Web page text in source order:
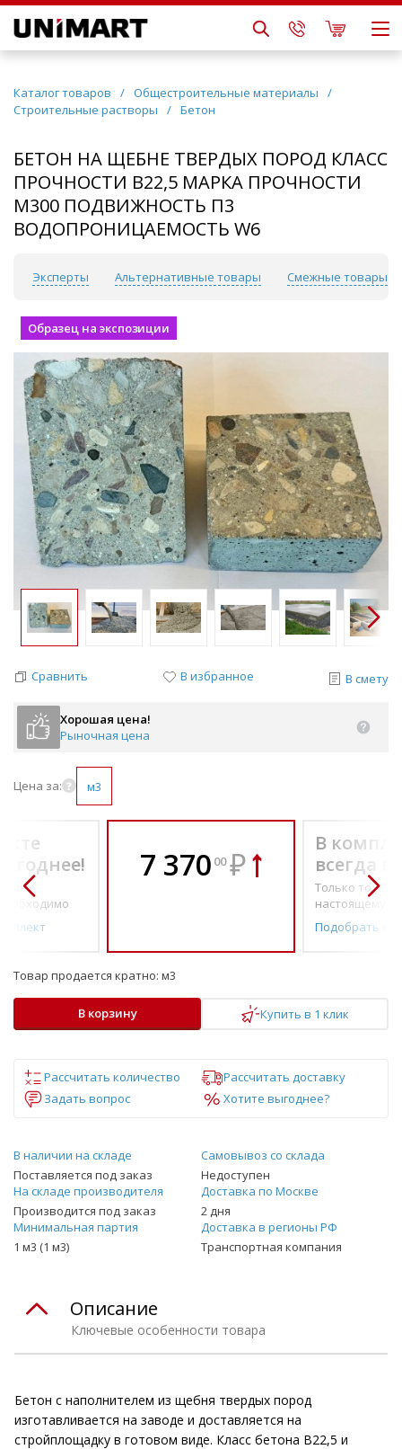
Каталог товаров / Общестроительные материалы
/
Строительные растворы
/ Бетон
БЕТОН НА ЩЕБНЕ ТВЕРДЫХ ПОРОД КЛАСС
ПРОЧНОСТИ B22,5 МАРКА ПРОЧНОСТИ
М300 ПОДВИЖНОСТЬ П3
ВОДОПРОНИЦАЕМОСТЬ W6
Эксперты Альтернативные товары Смежные товары
Образец на экспозиции
Сравнить В избранное В смету
Хорошая цена!
Рыночная цена
Цена за: м3
по-
7 370 00 ₽
В
всегда
Только то, что
настоящему
Подобрать
Товар продается кратно: м3
В корзину Купить в 1 клик
Рассчитать количество
Рассчитать доставку
Задать вопрос
Хотите выгоднее?
В наличии на складе
Поставляется под заказ
Самовывоз со склада
Недоступен
На складе производителя
Производится под заказ
Доставка по Москве
2 дня
Минимальная партия
1 м3 (1 м3)
Доставка в регионы РФ
Транспортная компания
Ключевые особенности товара
Описание
Бетон с наполнителем из щебня твердых пород
изготавливается на заводе и доставляется на
стройплощадку в готовом виде. Класс бетона В22,5 и